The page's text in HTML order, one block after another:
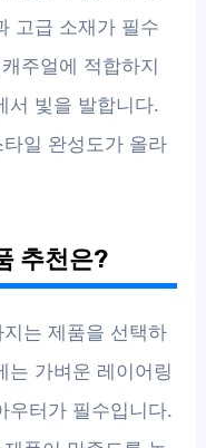
고급 소재가 필수
주얼에 적합하지
서 빛을 발합니다.
일 완성도가 올라
추천은?
는 제품을 선택하
는 가벼운 레이어링
우터가 필수입니다.